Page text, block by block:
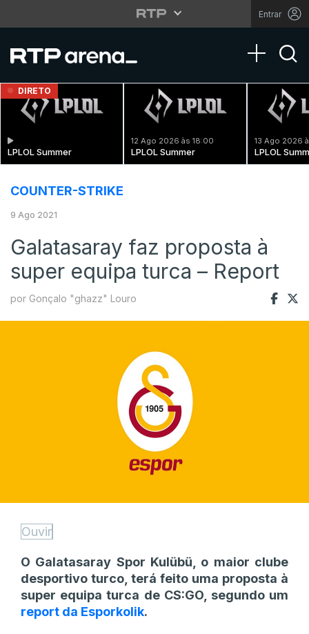
Entrar
Toggle
DIRETO
LPLOL Summer
12 Ago 2026 às 18:00
LPLOL Summer
13 Ago 2026
LPLOL
COUNTER-STRIKE
9 Ago 2021
Galatasaray faz proposta à
super equipa turca – Report
por Gonçalo "ghazz" Louro
Ouvir
O Galatasaray Spor Kulübü, o maior clube
desportivo turco, terá feito uma proposta à
super equipa turca de CS:GO, segundo um
report da Esporkolik.